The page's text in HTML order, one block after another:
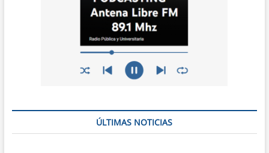
ÚLTIMAS NOTICIAS